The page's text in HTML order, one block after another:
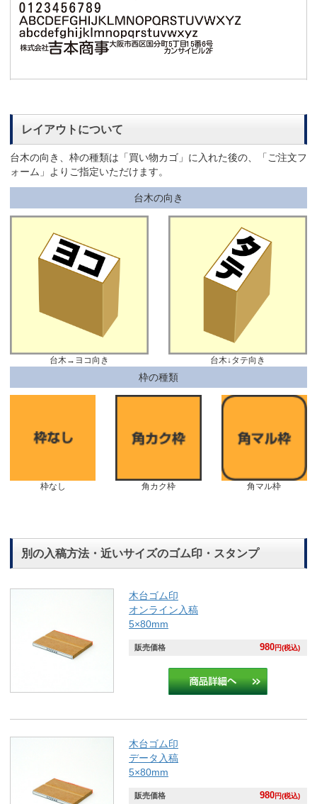
レイアウトについて
台木の向き、枠の種類は「買い物カゴ」に入れた後の、「ご注文フ
ォーム」よりご指定いただけます。
台木の向き
台木→ヨコ向き 台木↓タテ向き
枠の種類
枠なし 角カク枠 角マル枠
別の入稿方法・近いサイズのゴム印・スタンプ
木台ゴム印
オンライン入稿
5×80mm
販売価格 980円(税込)
木台ゴム印
データ入稿
5×80mm
販売価格 980円(税込)